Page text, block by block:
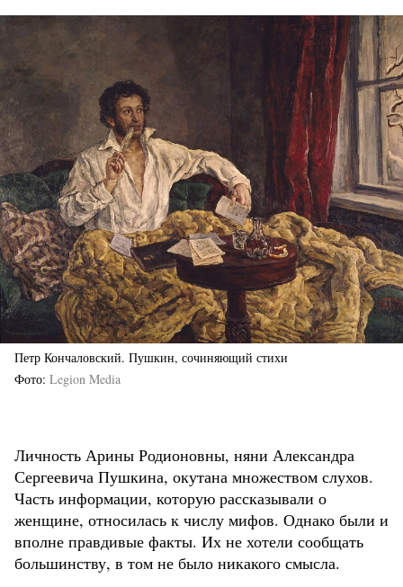
Петр Кончаловский. Пушкин, сочиняющий стихи
Фото Legion Media
Личность Арины Родионовны, няни Александра
Сергеевича Пушкина, окутана множеством слухов.
Часть информации, которую рассказывали о
женщине, относилась к числу мифов. Однако были и
вполне правдивые факты. Их не хотели сообщать
большинству, в том не было никакого смысла.